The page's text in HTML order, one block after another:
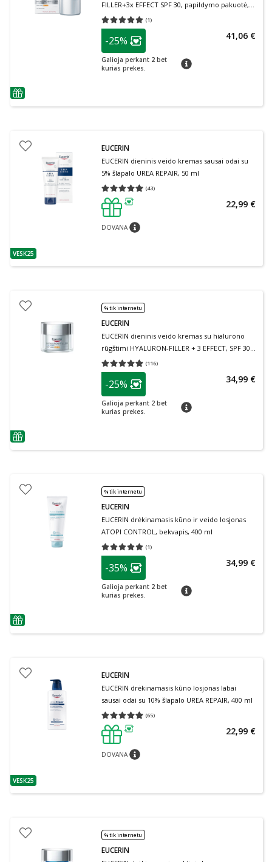
patarimas
FILLER+3x EFFECT SPF 30, papildymo pakuotė,
50 ml
(1)
Vidutinis įvertinimas 5.00
patarimas
Lojalumo klubo narių nuolaida
-25%
Galioja perkant 2 bet
kurias prekes.
patarimas
41,06 €
patarimas
VESK25
EUCERIN
EUCERIN dieninis veido kremas sausai odai su
5% šlapalo UREA REPAIR, 50 ml
(43)
Vidutinis įvertinimas 4.93
patarimas
DOVANApatarimas
22,99 €
patarimas
% tik internetu
EUCERIN
EUCERIN dieninis veido kremas su hialurono
rūgštimi HYALURON-FILLER + 3 EFFECT, SPF 30,
50 ml
(116)
Vidutinis įvertinimas 4.87
patarimas
Lojalumo klubo narių nuolaida
-25%
Galioja perkant 2 bet
kurias prekes.
patarimas
34,99 €
patarimas
% tik internetu
EUCERIN
EUCERIN drėkinamasis kūno ir veido losjonas
ATOPI CONTROL, bekvapis, 400 ml
(1)
Vidutinis įvertinimas 5.00
patarimas
Lojalumo klubo narių nuolaida
-35%
Galioja perkant 2 bet
kurias prekes.
patarimas
34,99 €
patarimas
VESK25
EUCERIN
EUCERIN drėkinamasis kūno losjonas labai
sausai odai su 10% šlapalo UREA REPAIR, 400 ml
(65)
Vidutinis įvertinimas 4.88
patarimas
DOVANApatarimas
22,99 €
% tik internetu
EUCERIN